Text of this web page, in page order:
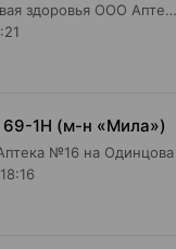
АстраФарма Кладовая здоровья ООО Аптека №9
69-1Н (м-н «Мила»)
№16 на Одинцова